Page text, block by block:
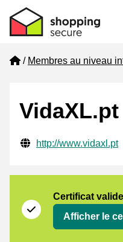
Home
Membres au niveau
VidaXL.pt
Informations de contact
Website URL
http://www.vidaxl.pt
Certificat valide
Afficher le